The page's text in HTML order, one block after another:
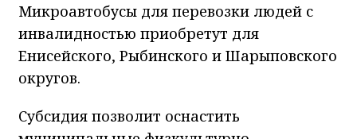
Микроавтобусы для перевозки людей с
инвалидностью приобретут для
Енисейского, Рыбинского и Шарыповского
округов.
Субсидия позволит оснастить